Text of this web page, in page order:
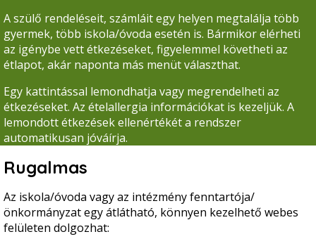
A szülő rendeléseit, számláit egy helyen megtalálja több
gyermek, több iskola/óvoda esetén is. Bármikor elérheti
az igénybe vett étkezéseket, figyelemmel követheti az
étlapot, akár naponta más menüt választhat.
Egy kattintással lemondhatja vagy megrendelheti az
étkezéseket. Az ételallergia információkat is kezeljük. A
lemondott étkezések ellenértékét a rendszer
automatikusan jóváírja.
Rugalmas
Az iskola/óvoda vagy az intézmény fenntartója/
önkormányzat egy átlátható, könnyen kezelhető webes
felületen dolgozhat: